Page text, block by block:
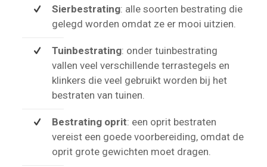
Sierbestrating: alle soorten bestrating die
gelegd worden omdat ze er mooi uitzien.
Tuinbestrating: onder tuinbestrating
vallen veel verschillende terrastegels en
klinkers die veel gebruikt worden bij het
bestraten van tuinen.
Bestrating oprit: een oprit bestraten
vereist een goede voorbereiding, omdat de
oprit grote gewichten moet dragen.